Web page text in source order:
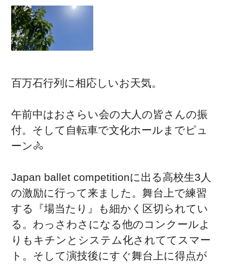
百万石行列に相応しいお天気。
午前中はおさらい会の大人の皆さんの振
付。そして自転車で文化ホールまでピュ
ーン🚴
Japan ballet competitionに出る高校生3人
の激励に行って来ました。舞台上で練習
する『場当たり』も細かく区切られてい
る。わっさわさになる他のコンクールよ
りもキチンとシステム化されててスマー
ト。そして演技後にすぐ舞台上に得点が